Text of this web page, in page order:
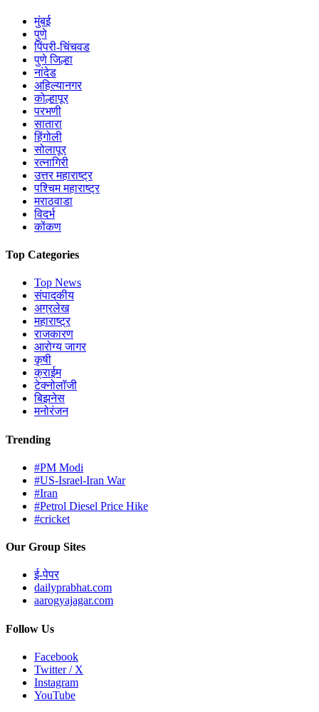
मुंबई
पुणे
पिंपरी-चिंचवड
पुणे जिल्हा
नांदेड
अहिल्यानगर
कोल्हापूर
परभणी
सातारा
हिंगोली
सोलापूर
रत्नागिरी
उत्तर महाराष्ट्र
पश्चिम महाराष्ट्र
मराठवाडा
विदर्भ
कोंकण
Top Categories
Top News
संपादकीय
अग्रलेख
महाराष्ट्र
राजकारण
आरोग्य जागर
कृषी
क्राईम
टेक्नोलॉजी
बिझनेस
मनोरंजन
Trending
#PM Modi
#US-Israel-Iran War
#Iran
#Petrol Diesel Price Hike
#cricket
Our Group Sites
ई-पेपर
dailyprabhat.com
aarogyajagar.com
Follow Us
Facebook
Twitter / X
Instagram
YouTube